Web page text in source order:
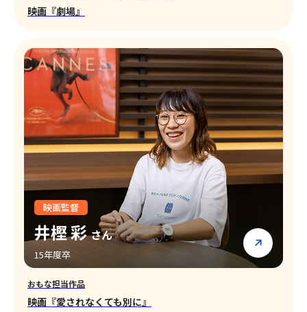
映画『劇場』
映画監督
井樫 彩さん
15年度卒
おもな担当作品
映画『愛されなくても別に』